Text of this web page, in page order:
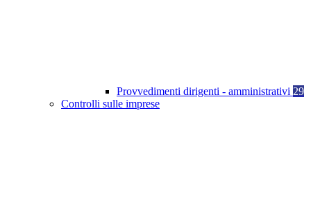
Provvedimenti dirigenti - amministrativi 29
Controlli sulle imprese